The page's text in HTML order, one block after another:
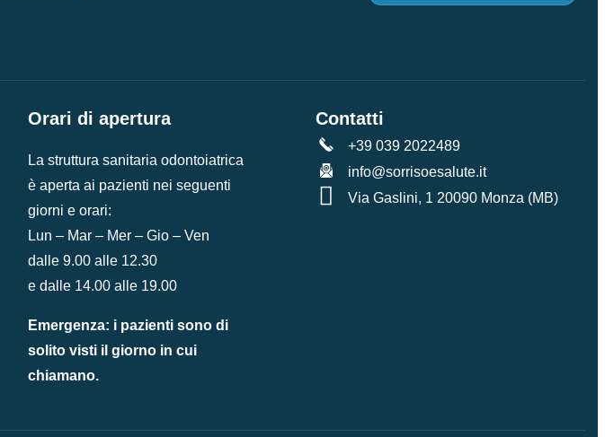
Orari di apertura
La struttura sanitaria odontoiatrica
è aperta ai pazienti nei seguenti
giorni e orari:
Lun – Mar – Mer – Gio – Ven
dalle 9.00 alle 12.30
e dalle 14.00 alle 19.00
Emergenza: i pazienti sono di
solito visti il giorno in cui
chiamano.
Contatti
+39 039 2022489
info@sorrisoesalute.it
Via Gaslini, 1 20090 Monza (MB)